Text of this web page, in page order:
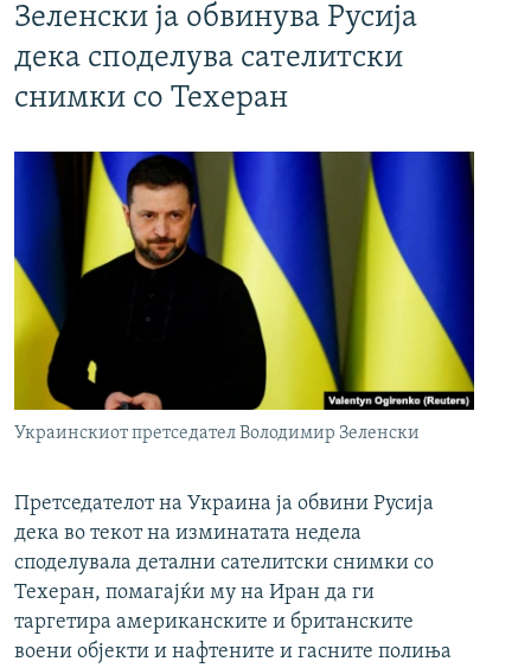
Зеленски ја обвинува Русија
дека споделува сателитски
снимки со Техеран
Украинскиот претседател Володимир Зеленски
Претседателот на Украина ја обвини Русија
дека во текот на изминатата недела
споделувала детални сателитски снимки со
Техеран, помагајќи му на Иран да ги
таргетира американските и британските
воени објекти и нафтените и гасните полиња